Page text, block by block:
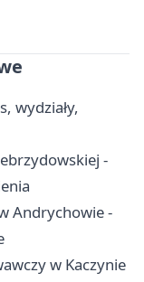
wydziały,
-
Andrychowie -
w Kaczynie